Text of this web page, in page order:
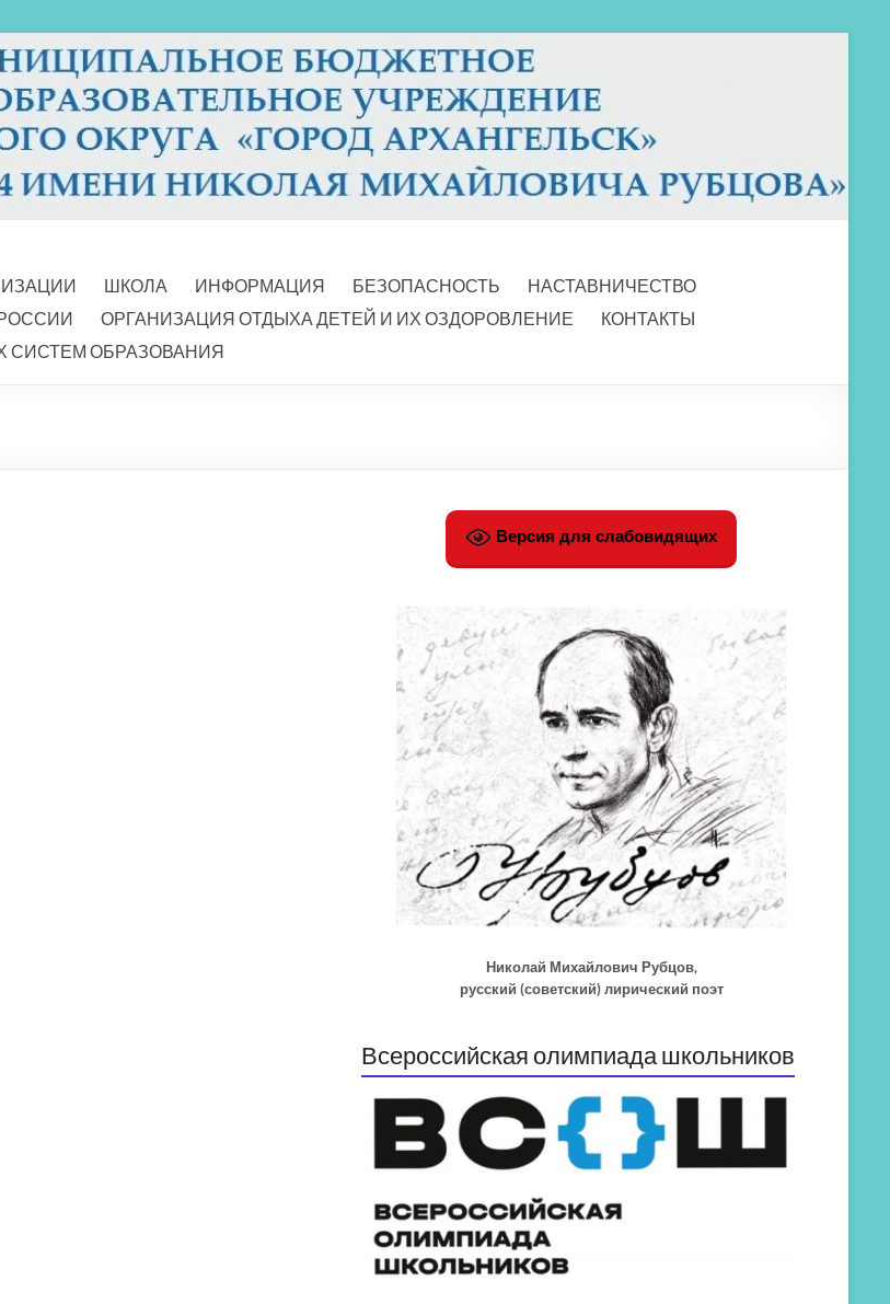
ШКОЛА ИНФОРМАЦИЯ БЕЗОПАСНОСТЬ
НАСТАВНИЧЕСТВО
ОРГАНИЗАЦИЯ ОТДЫХА ДЕТЕЙ И ИХ ОЗДОРОВЛЕНИЕ
КОНТАКТЫ
ОБРАЗОВАНИЯ
Версия для слабовидящих
Николай Михайлович Рубцов,
русский (советский) лирический поэт
Всероссийская олимпиада школьников